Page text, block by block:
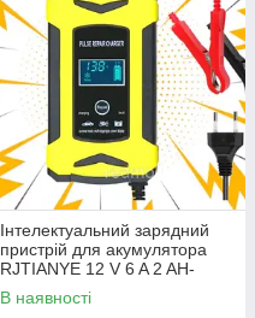
Інтелектуальний зарядний
пристрій для акумулятора
RJTIANYE 12 V 6 A 2 AH-
100AH з функцією
відновлення
В наявності